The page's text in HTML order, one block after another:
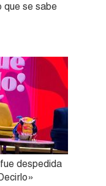
que se sabe
despedida